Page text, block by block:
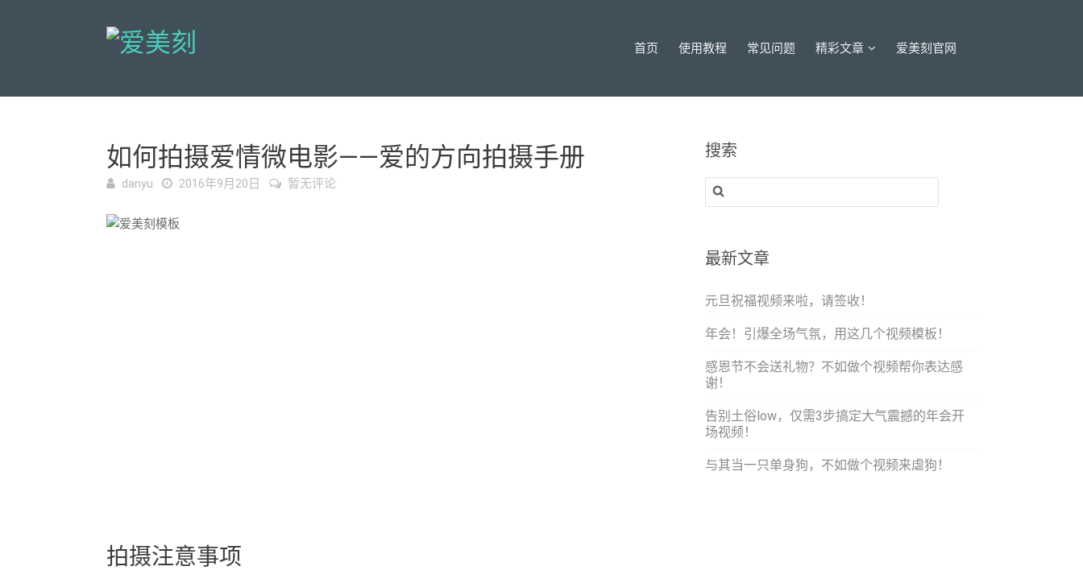
首页 使用教程 常见问题 精彩文章 爱美刻官网
如何拍摄爱情微电影——爱的方向拍摄手册
danyu 2016年9月20日 暂无评论
拍摄注意事项
搜索
搜
索：
最新文章
元旦祝福视频来啦，请签收！
年会！引爆全场气氛，用这几个视频模板！
感恩节不会送礼物？不如做个视频帮你表达感
谢！
告别土俗low，仅需3步搞定大气震撼的年会开
场视频！
与其当一只单身狗，不如做个视频来虐狗！